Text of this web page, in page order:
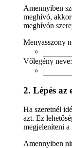
Amennyiben
meghívó,
meghívón
Menyasszony
Vőlegény neve:
2. Lépés az
Ha szeretnél
azt. Ez
megjeleníteni a
Amennyiben